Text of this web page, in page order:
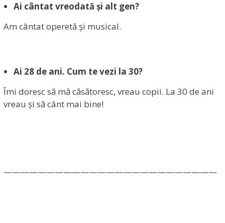
Ai cântat vreodată și alt gen?
Am cântat operetă și musical.
Ai 28 de ani. Cum te vezi la 30?
Îmi doresc să mă căsătoresc, vreau copii. La 30 de ani
vreau și să cânt mai bine!
—————————————————————————